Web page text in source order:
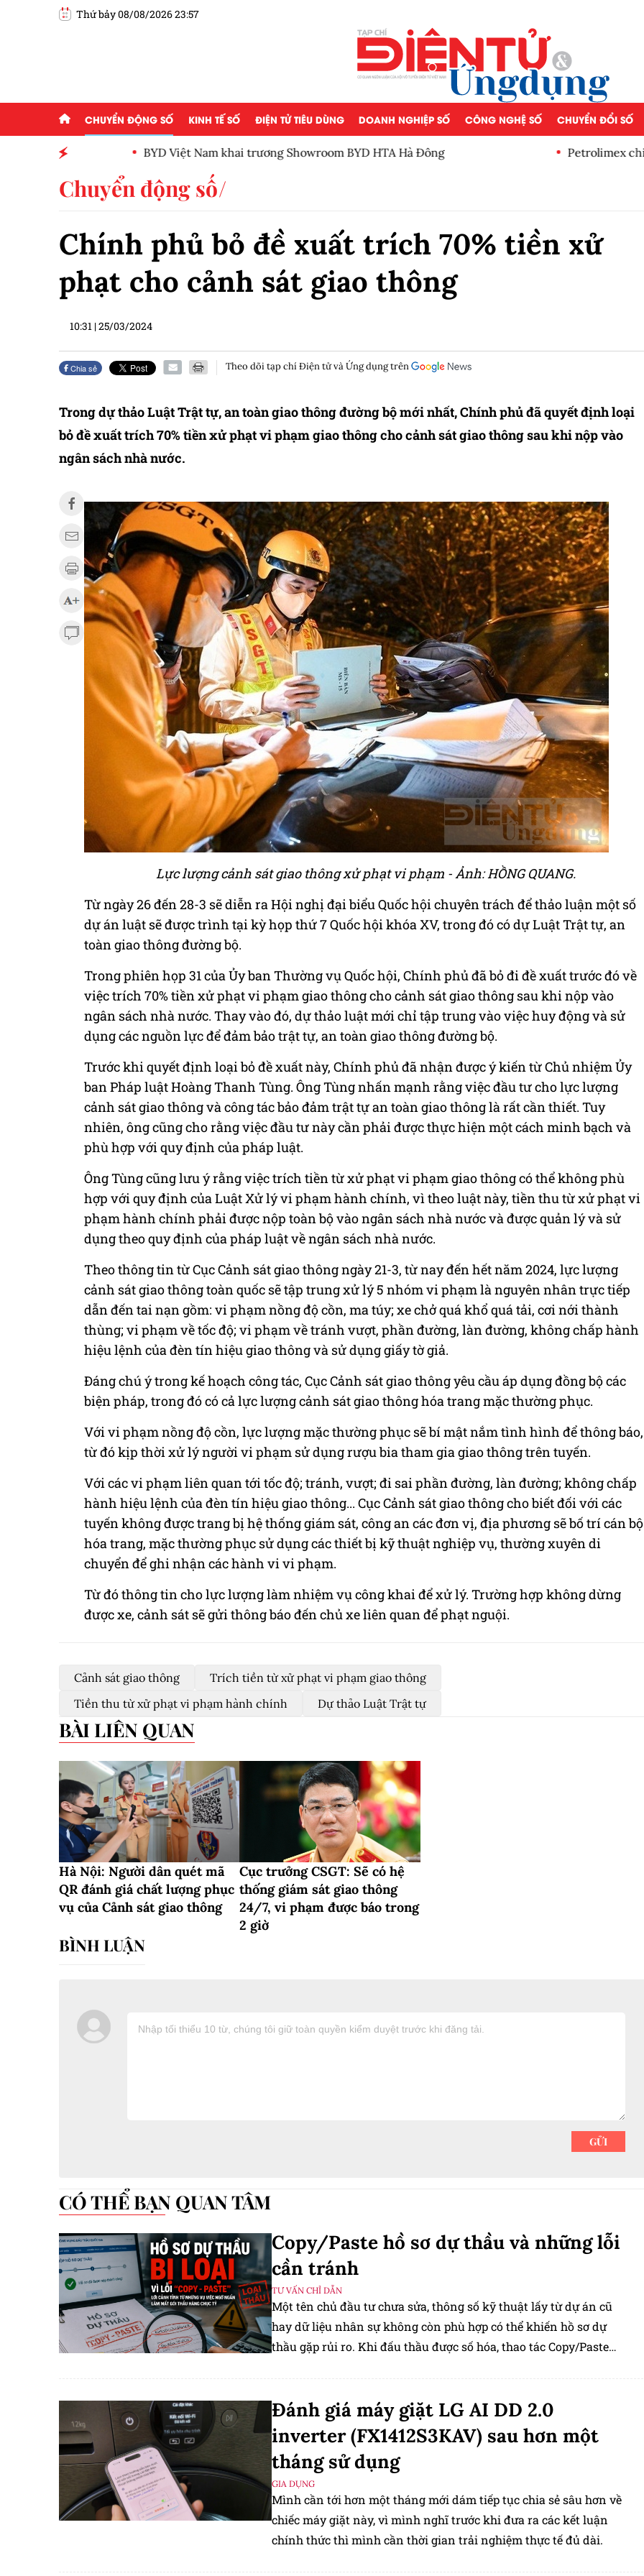
Thứ bảy 08/08/2026 23:57
CHUYỂN ĐỘNG SỐ KINH TẾ SỐ ĐIỆN TỬ TIÊU DÙNG DOANH NGHIỆP SỐ CÔNG NGHỆ SỐ CHUYỂN ĐỔI SỐ
BYD Việt Nam khai trương Showroom BYD HTA Hà Đông
Petrolimex chi 11 tỷ đồng
Chuyển động số
Chính phủ bỏ đề xuất trích 70% tiền xử
phạt cho cảnh sát giao thông
10:31 |25/03/2024
Chia sẻ Theo dõi tạp chí Điện tử và Ứng dụng trên
Trong dự thảo Luật Trật tự, an toàn giao thông đường bộ mới nhất, Chính phủ đã quyết định loại
bỏ đề xuất trích 70% tiền xử phạt vi phạm giao thông cho cảnh sát giao thông sau khi nộp vào
ngân sách nhà nước.
Lực lượng cảnh sát giao thông xử phạt vi phạm - Ảnh: HỒNG QUANG.
Từ ngày 26 đến 28-3 sẽ diễn ra Hội nghị đại biểu Quốc hội chuyên trách để thảo luận một số
dự án luật sẽ được trình tại kỳ họp thứ 7 Quốc hội khóa XV, trong đó có dự Luật Trật tự, an
toàn giao thông đường bộ.
Trong phiên họp 31 của Ủy ban Thường vụ Quốc hội, Chính phủ đã bỏ đi đề xuất trước đó về
việc trích 70% tiền xử phạt vi phạm giao thông cho cảnh sát giao thông sau khi nộp vào
ngân sách nhà nước. Thay vào đó, dự thảo luật mới chỉ tập trung vào việc huy động và sử
dụng các nguồn lực để đảm bảo trật tự, an toàn giao thông đường bộ.
Trước khi quyết định loại bỏ đề xuất này, Chính phủ đã nhận được ý kiến từ Chủ nhiệm Ủy
ban Pháp luật Hoàng Thanh Tùng. Ông Tùng nhấn mạnh rằng việc đầu tư cho lực lượng
cảnh sát giao thông và công tác bảo đảm trật tự an toàn giao thông là rất cần thiết. Tuy
nhiên, ông cũng cho rằng việc đầu tư này cần phải được thực hiện một cách minh bạch và
phù hợp với quy định của pháp luật.
Ông Tùng cũng lưu ý rằng việc trích tiền từ xử phạt vi phạm giao thông có thể không phù
hợp với quy định của Luật Xử lý vi phạm hành chính, vì theo luật này, tiền thu từ xử phạt vi
phạm hành chính phải được nộp toàn bộ vào ngân sách nhà nước và được quản lý và sử
dụng theo quy định của pháp luật về ngân sách nhà nước.
Theo thông tin từ Cục Cảnh sát giao thông ngày 21-3, từ nay đến hết năm 2024, lực lượng
cảnh sát giao thông toàn quốc sẽ tập trung xử lý 5 nhóm vi phạm là nguyên nhân trực tiếp
dẫn đến tai nạn gồm: vi phạm nồng độ cồn, ma túy; xe chở quá khổ quá tải, cơi nới thành
thùng; vi phạm về tốc độ; vi phạm về tránh vượt, phần đường, làn đường, không chấp hành
hiệu lệnh của đèn tín hiệu giao thông và sử dụng giấy tờ giả.
Đáng chú ý trong kế hoạch công tác, Cục Cảnh sát giao thông yêu cầu áp dụng đồng bộ các
biện pháp, trong đó có cả lực lượng cảnh sát giao thông hóa trang mặc thường phục.
Vớivi phạm nồng độ cồn, lực lượng mặc thường phục sẽ bí mật nắm tình hình để thông báo,
từ đó kịp thời xử lý người vi phạm sử dụng rượu bia tham gia giao thông trên tuyến.
Với cácvi phạm liên quan tới tốc độ; tránh, vượt; đi sai phần đường, làn đường; không chấp
hành hiệu lệnh của đèn tín hiệu giao thông... Cục Cảnh sát giao thông cho biết đối với các
tuyến không được trang bị hệ thống giám sát, công an các đơn vị, địa phương sẽ bố trí cán bộ
hóa trang, mặc thường phục sử dụng các thiết bị kỹ thuật nghiệp vụ, thường xuyên di
chuyển để ghi nhận các hành vi vi phạm.
Từ đó thông tin cho lực lượng làm nhiệm vụ công khai để xử lý. Trường hợp không dừng
được xe, cảnh sát sẽ gửi thông báo đến chủ xe liên quan để phạt nguội.
Cảnh sát giao thông
Trích tiền từ xử phạt vi phạm giao thông
Tiền thu từ xử phạt vi phạm hành chính
Dự thảo Luật Trật tự
BÀI LIÊN QUAN
Hà Nội: Người dân quét mã
QR đánh giá chất lượng phục
vụ của Cảnh sát giao thông
Cục trưởng CSGT: Sẽ có hệ
thống giám sát giao thông
24/7, vi phạm được báo trong
2 giờ
CÓ THỂ BẠN QUAN TÂM
Copy/Paste hồ sơ dự thầu và những lỗi
cần tránh
TƯ VẤN CHỈ DẪN
Một tên chủ đầu tư chưa sửa, thông số kỹ thuật lấy từ dự án cũ
hay dữ liệu nhân sự không còn phù hợp có thể khiến hồ sơ dự
thầu gặp rủi ro. Khi đấu thầu được số hóa, thao tác Copy/Paste
Đánh giá máy giặt LG AI DD 2.0
inverter (FX1412S3KAV) sau hơn một
tháng sử dụng
GIA DỤNG
Mình cần tới hơn một tháng mới dám tiếp tục chia sẻ sâu hơn về
chiếc máy giặt này, vì mình nghĩ trước khi đưa ra các kết luận
chính thức thì mình cần thời gian trải nghiệm thực tế đủ dài.